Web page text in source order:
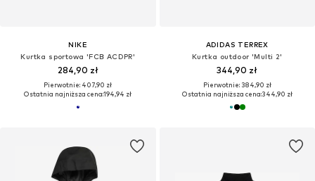
NIKE
Kurtka sportowa 'FCB ACDPR'
284,90 zł
Pierwotnie: 407,90 zł
Ostatnia najniższa cena:194,94 zł
ADIDAS TERREX
Kurtka outdoor 'Multi 2'
344,90 zł
Pierwotnie: 384,90 zł
Ostatnia najniższa cena:344,90 zł